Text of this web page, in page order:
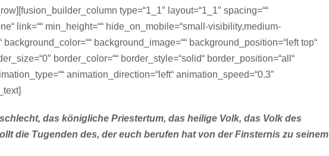
type=“1_1″ layout=“1_1″ spacing=““
link=““ min_height=““ hide_on_mobile=“small-visibility,medium-
background_color=““ background_image=““ background_position=“left top“
border_color=““ border_style=“solid“ border_position=“all“
animation_direction=“left“ animation_speed=“0.3″
das königliche Priestertum, das heilige Volk, das Volk des
die Tugenden des, der euch berufen hat von der Finsternis zu seinem